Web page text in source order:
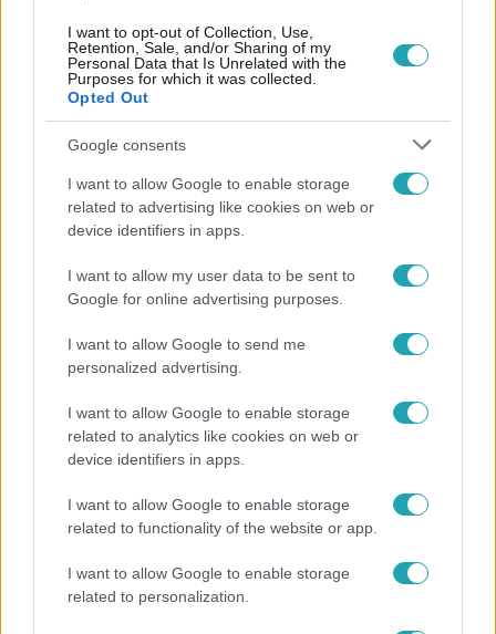
I want to opt-out of Collection, Use,
Retention, Sale, and/or Sharing of my
Personal Data that Is Unrelated with the
Purposes for which it was collected.
Opted Out
Google consents
I want to allow Google to enable storage
related to advertising like cookies on web or
device identifiers in apps.
I want to allow my user data to be sent to
Google for online advertising purposes.
I want to allow Google to send me
personalized advertising.
I want to allow Google to enable storage
related to analytics like cookies on web or
device identifiers in apps.
I want to allow Google to enable storage
related to functionality of the website or app.
I want to allow Google to enable storage
related to personalization.
Életmód
érdemes használni a fizikus szerint